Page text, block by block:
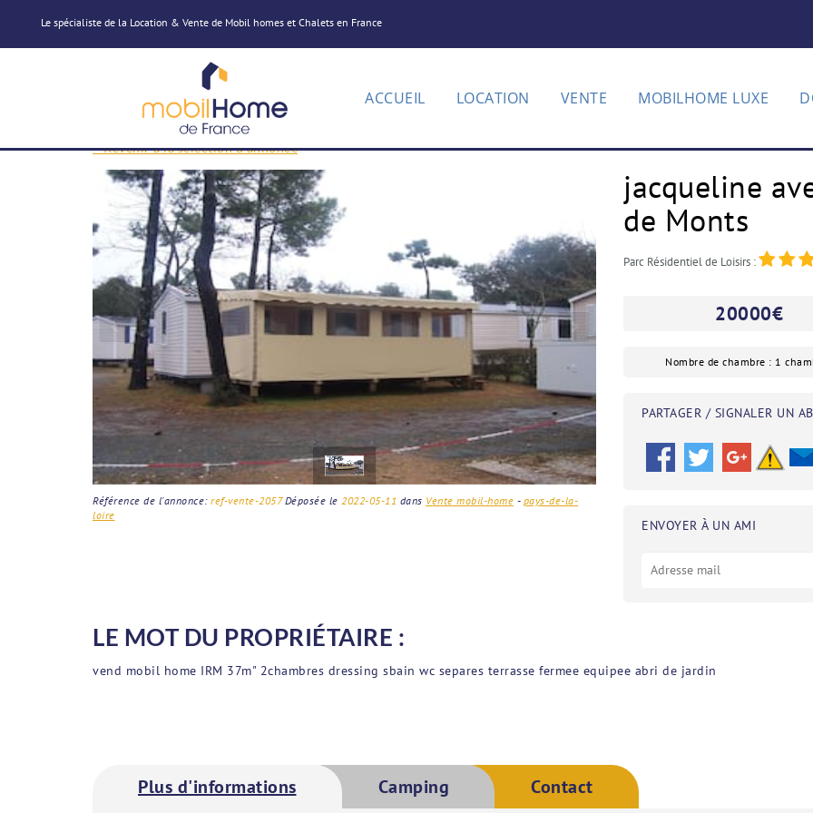
Le spécialiste de la Location & Vente de Mobil homes et Chalets en France
ACCUEIL LOCATION VENTE MOBILHOME LUXE
< Revenir à la sélection d'annonce
Référence de l'annonce: ref-vente-2057Déposée le 2022-05-11 dans Vente mobil-home - pays-de-la-
loire
jacqueline
de Monts
Parc Résidentiel de Loisirs :
20000€
Nombre de chambre : 1
PARTAGER / SIGNALER UN
ENVOYER À UN AMI
LE MOT DU PROPRIÉTAIRE :
vend mobil home IRM 37m" 2chambres dressing sbain wc separes terrasse fermee equipee abri de jardin
Plus d'informations Camping Contact